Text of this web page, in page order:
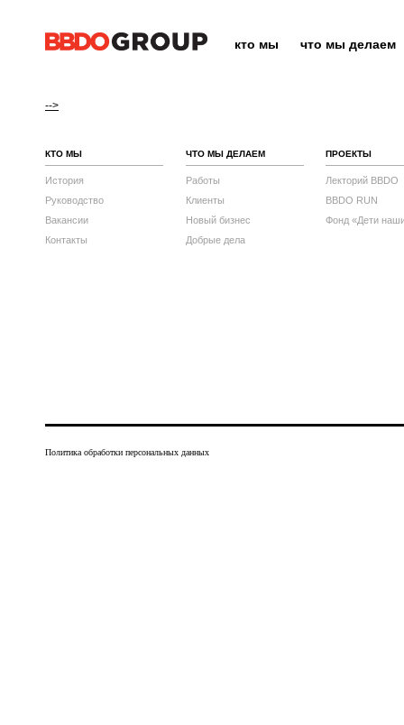
кто мы что мы делаем
-->
КТО МЫ
История
Руководство
Вакансии
Контакты
ЧТО МЫ ДЕЛАЕМ
Работы
Клиенты
Новый бизнес
Добрые дела
ПРОЕКТЫ
Лекторий BBDO
BBDO RUN
Фонд «Дети
Политика обработки персональных данных